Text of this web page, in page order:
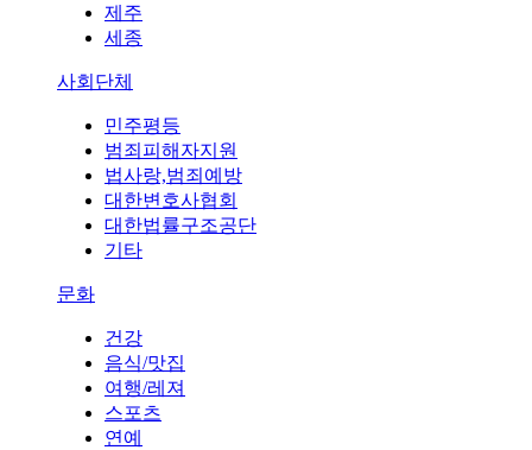
제주
세종
사회단체
민주평등
범죄피해자지원
법사랑,범죄예방
대한변호사협회
대한법률구조공단
기타
문화
건강
음식/맛집
여행/레져
스포츠
연예